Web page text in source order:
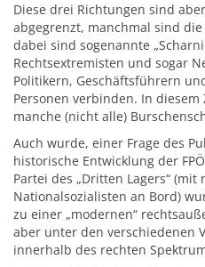
Diese drei Richtungen sind
abgegrenzt, manchmal sind
dabei sind sogenannte
Rechtsextremisten und sogar
Politikern, Geschäftsführern
Personen verbinden. In
manche (nicht alle)
Auch wurde, einer Frage des
historische Entwicklung der
Partei des „Dritten Lagers“
Nationalsozialisten an Bord)
zu einer „modernen“
aber unter den verschiedenen
innerhalb des rechten